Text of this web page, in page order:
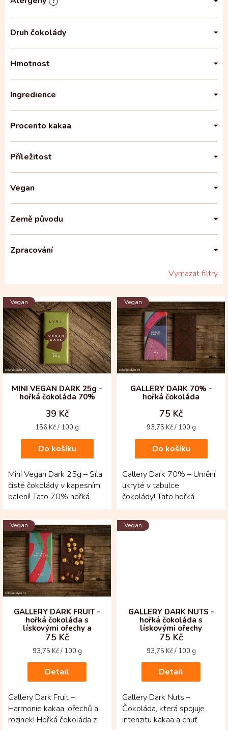
Druh čokolády
Hmotnost
Ingredience
Procento kakaa
Příležitost
Vegan
Země původu
Zpracování
Vymazat filtry
V
ý
p
i
s
p
r
o
Vegan
MINI VEGAN DARK 25g -
hořká čokoláda 70%
39 Kč
Měrná
156 Kč / 100 g
Do košíku
Mini Vegan Dark 25g – Síla
čisté čokolády v kapesním
balení! Tato 70% hořká
čokoláda je vyrobena z
vybraných...
Vegan
GALLERY DARK 70% -
hořká čokoláda
75 Kč
Měrná
93,75 Kč / 100 g
Do košíku
Gallery Dark 70% – Umění
ukryté v tabulce
čokolády! Tato hořká
čokoláda z kolumbijské
oblasti Huila je vyrobena...
Vegan
GALLERY DARK FRUIT -
hořká čokoláda s
lískovými ořechy a
rozinkami
75 Kč
Měrná
93,75 Kč / 100 g
Detail
Gallery Dark Fruit –
Harmonie kakaa, ořechů a
rozinek! Hořká čokoláda z
Vegan
GALLERY DARK NUTS -
hořká čokoláda s
lískovými ořechy
75 Kč
Měrná
93,75 Kč / 100 g
Detail
Gallery Dark Nuts –
Čokoláda, která spojuje
intenzitu kakaa a chuť